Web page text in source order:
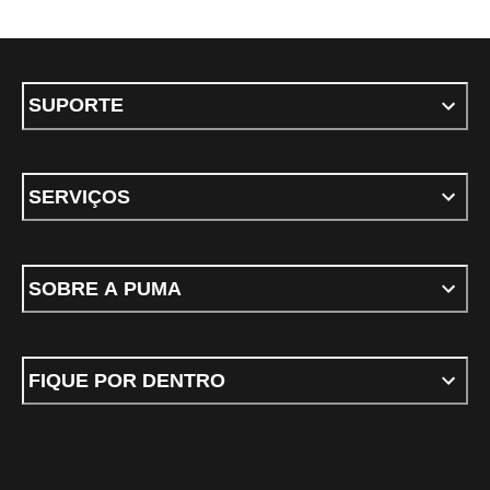
SUPORTE
SERVIÇOS
SOBRE A PUMA
FIQUE POR DENTRO